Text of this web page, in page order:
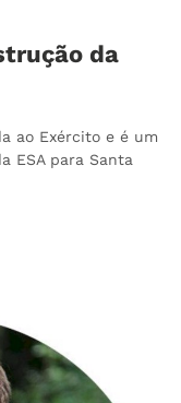
da
ao Exército e é um
ESA para Santa